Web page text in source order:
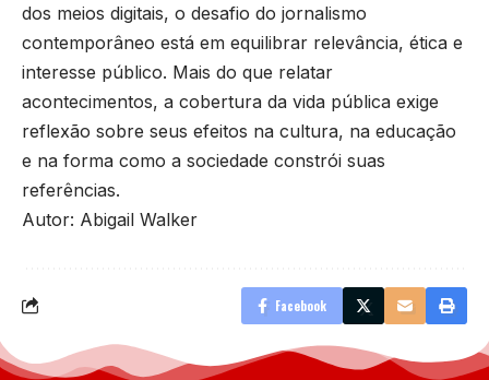
dos meios digitais, o desafio do jornalismo
contemporâneo está em equilibrar relevância, ética e
interesse público. Mais do que relatar
acontecimentos, a cobertura da vida pública exige
reflexão sobre seus efeitos na cultura, na educação
e na forma como a sociedade constrói suas
referências.
Autor: Abigail Walker
Facebook